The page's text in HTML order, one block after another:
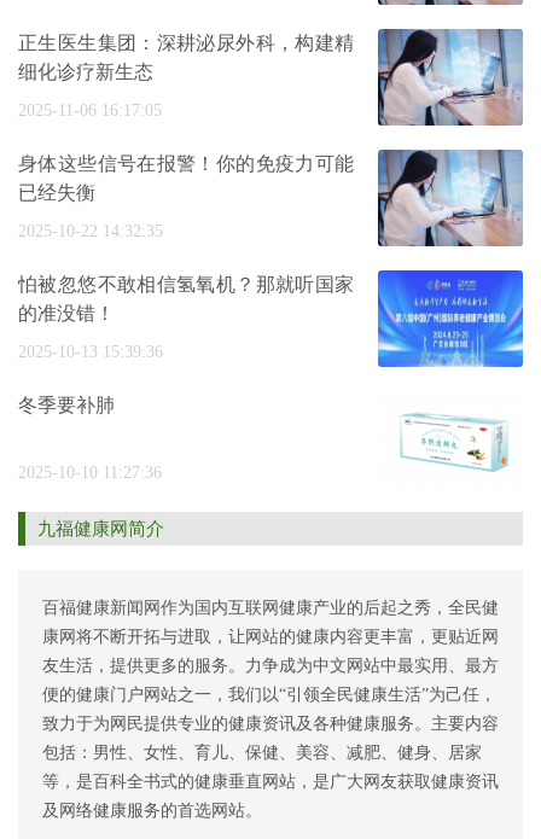
正生医生集团：深耕泌尿外科，构建精
细化诊疗新生态
2025-11-06 16:17:05
身体这些信号在报警！你的免疫力可能
已经失衡
2025-10-22 14:32:35
怕被忽悠不敢相信氢氧机？那就听国家
的准没错！
2025-10-13 15:39:36
冬季要补肺
2025-10-10 11:27:36
九福健康网简介
百福健康新闻网作为国内互联网健康产业的后起之秀，全民健
康网将不断开拓与进取，让网站的健康内容更丰富，更贴近网
友生活，提供更多的服务。力争成为中文网站中最实用、最方
便的健康门户网站之一，我们以“引领全民健康生活”为己任，
致力于为网民提供专业的健康资讯及各种健康服务。主要内容
包括：男性、女性、育儿、保健、美容、减肥、健身、居家
等，是百科全书式的健康垂直网站，是广大网友获取健康资讯
及网络健康服务的首选网站。